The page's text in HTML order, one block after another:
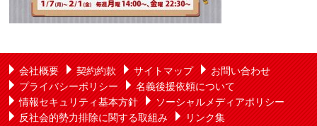
会社概要 契約約款 サイトマップ
お問い合わせ
プライバシーポリシー
名義後援依頼について
情報セキュリティ基本方針
ソーシャルメディアポリシー
反社会的勢力排除に関する取組み
リンク集